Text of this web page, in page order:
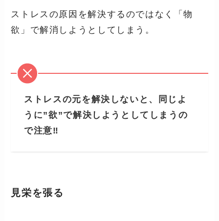
ストレスの原因を解決するのではなく「物
欲」で解消しようとしてしまう。
ストレスの元を解決しないと、同じよ
うに”欲”で解決しようとしてしまうの
で注意‼
見栄を張る